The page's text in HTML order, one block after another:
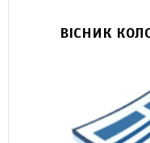
ВІСНИК